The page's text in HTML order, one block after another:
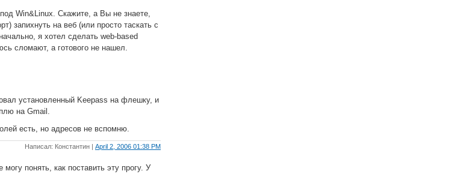
Win&Linux. Скажите, а Вы не знаете,
запихнуть на веб (или просто таскать с
я хотел сделать web-based
сломают, а готового не нашел.
установленный Keepass на флешку, и
на Gmail.
есть, но адресов не вспомню.
Написал: Константин | April 2, 2006 01:38 PM
понять, как поставить эту прогу. У